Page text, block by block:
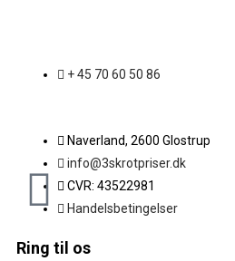
+ 45 70 60 50 86
Naverland, 2600 Glostrup
info@3skrotpriser.dk
CVR: 43522981
Handelsbetingelser
Ring til os